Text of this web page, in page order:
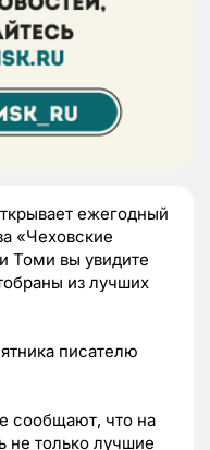
ежегодный
«Чеховские
Томи вы увидите
из лучших
писателю
сообщают, что на
не только лучшие